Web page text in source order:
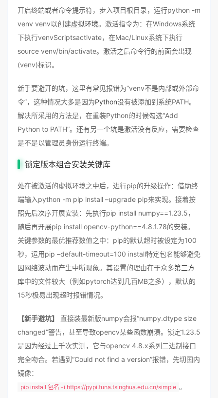
开启终端或者命令提示符，步入项目根目录，运行python -m
venv venv以创建虚拟环境。激活指令为：在Windows系统
下执行venvScriptsactivate，在Mac/Linux系统下执行
source venv/bin/activate。激活之后命令行的前面会出现
(venv)标识。
新手要避开的坑，这里有常见报错为“venv不是内部或外部命
令”，这种情况大多是因为Python没有被添加到系统PATH。
解决所采用的方法是，在重装Python的时候勾选“Add
Python to PATH”。还有另一个坑是激活没有反应，需要检查
是不是以管理员身份运行终端。
锁定版本组合安装关键库
处在被激活的虚拟环境之中后，进行pip的升级操作：借助终
端输入python -m pip install –upgrade pip来实现。接着按
照先后次序开展安装：先执行pip install numpy==1.23.5，
随后再开展pip install opencv-python==4.8.1.78的安装。
关键参数的最优推荐数值之中：pip的默认超时被设定为100
秒，运用pip –default-timeout=100 install特定包名能够避免
因网络波动而产生中断现象。其设置的理由在于众多第三方
库中的文件较大（例如pytorch达到几百MB之多），默认的
15秒极易出现超时报错情况。
【新手避坑】
直接装最新版numpy会报“numpy.dtype size
changed”警告，甚至导致opencv某些函数崩溃。锁定1.23.5
是因为经过上千次实测，它与opencv 4.8.x系列二进制接口
完全吻合。若遇到“Could not find a version”报错，先切国内
镜像：
pip install 包名 -i https://pypi.tuna.tsinghua.edu.cn/simple 。